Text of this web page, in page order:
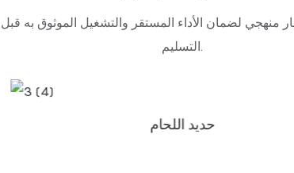
التسليم.
حديد اللحام